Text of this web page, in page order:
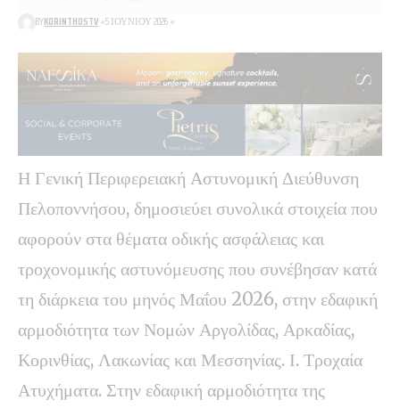
BYKORINTHOSTV 5 ΙΟΥΝΊΟΥ 2026
Η Γενική Περιφερειακή Αστυνομική Διεύθυνση
Πελοποννήσου, δημοσιεύει συνολικά στοιχεία που
αφορούν στα θέματα οδικής ασφάλειας και
τροχονομικής αστυνόμευσης που συνέβησαν κατά
τη διάρκεια του μηνός Μαΐου 2026, στην εδαφική
αρμοδιότητα των Νομών Αργολίδας, Αρκαδίας,
Κορινθίας, Λακωνίας και Μεσσηνίας. Ι. Τροχαία
Ατυχήματα. Στην εδαφική αρμοδιότητα της